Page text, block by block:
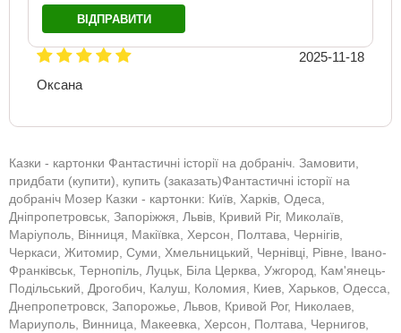
ВІДПРАВИТИ
2025-11-18
Оксана
Казки - картонки Фантастичні історії на добраніч. Замовити,
придбати (купити), купить (заказать)Фантастичні історії на
добраніч Мозер Казки - картонки: Київ, Харків, Одеса,
Дніпропетровськ, Запоріжжя, Львів, Кривий Ріг, Миколаїв,
Маріуполь, Вінниця, Макіївка, Херсон, Полтава, Чернігів,
Черкаси, Житомир, Суми, Хмельницький, Чернівці, Рівне, Івано-
Франківськ, Тернопіль, Луцьк, Біла Церква, Ужгород, Кам'янець-
Подільський, Дрогобич, Калуш, Коломия, Киев, Харьков, Одесса,
Днепропетровск, Запорожье, Львов, Кривой Рог, Николаев,
Мариуполь, Винница, Макеевка, Херсон, Полтава, Чернигов,